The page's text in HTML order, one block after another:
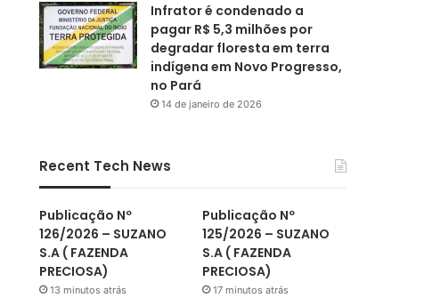
Infrator é condenado a
pagar R$ 5,3 milhões por
degradar floresta em terra
indígena em Novo Progresso,
no Pará
14 de janeiro de 2026
Recent Tech News
Publicação Nº
126/2026 – SUZANO
S.A ( FAZENDA
PRECIOSA)
13 minutos atrás
Publicação Nº
125/2026 – SUZANO
S.A ( FAZENDA
PRECIOSA)
17 minutos atrás